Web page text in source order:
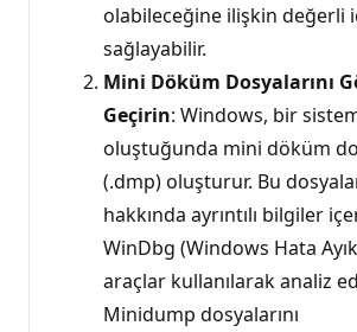
olabileceğine ilişkin değerli
sağlayabilir.
Mini Döküm Dosyalarını
Geçirin: Windows, bir
oluştuğunda mini döküm
(.dmp) oluşturur. Bu
hakkında ayrıntılı bilgiler
WinDbg (Windows Hata
araçlar kullanılarak analiz
Minidump dosyalarını